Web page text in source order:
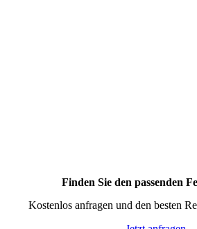
Finden Sie den passenden
Kostenlos anfragen und den besten